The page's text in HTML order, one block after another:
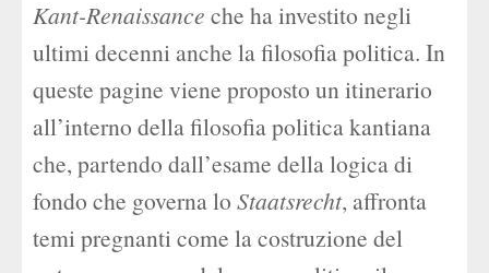
Kant-Renaissance che ha investito negli
ultimi decenni anche la filosofia politica. In
queste pagine viene proposto un itinerario
all’interno della filosofia politica kantiana
che, partendo dall’esame della logica di
fondo che governa lo Staatsrecht, affronta
temi pregnanti come la costruzione del